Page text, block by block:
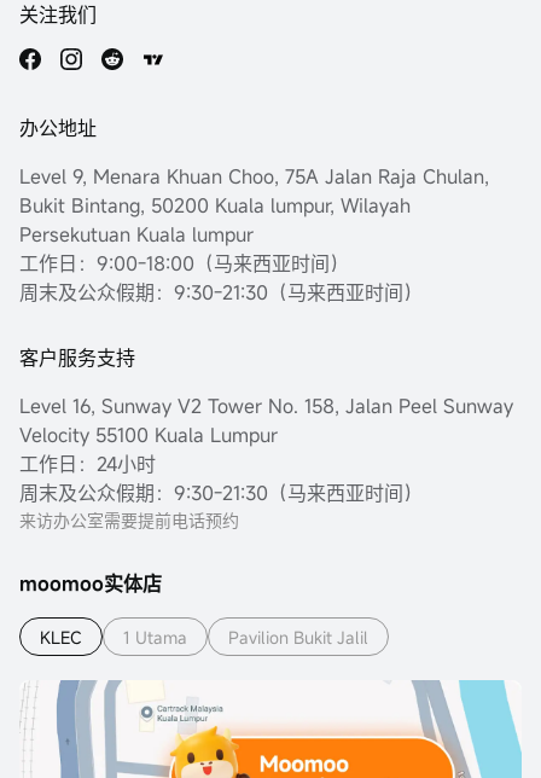
关注我们
办公地址
Level 9, Menara Khuan Choo, 75A Jalan Raja Chulan,
Bukit Bintang, 50200 Kuala lumpur, Wilayah
Persekutuan Kuala lumpur
工作日：9:00-18:00（马来西亚时间）
周末及公众假期：9:30-21:30（马来西亚时间）
客户服务支持
Level 16, Sunway V2 Tower No. 158, Jalan Peel Sunway
Velocity 55100 Kuala Lumpur
工作日：24小时
周末及公众假期：9:30-21:30（马来西亚时间）
来访办公室需要提前电话预约
moomoo实体店
KLEC 1 Utama Pavilion Bukit Jalil